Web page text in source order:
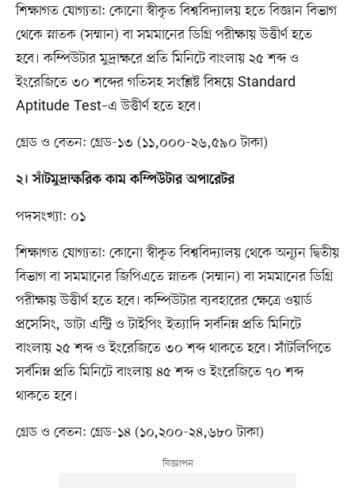
শিক্ষাগত যোগ্যতা: কোনো স্বীকৃত বিশ্ববিদ্যালয় হতে বিজ্ঞান বিভাগ
থেকে স্নাতক (সম্মান) বা সমমানের ডিগ্রি পরীক্ষায় উত্তীর্ণ হতে
হবে। কম্পিউটার মুদ্রাক্ষরে প্রতি মিনিটে বাংলায় ২৫ শব্দ ও
ইংরেজিতে ৩০ শব্দের গতিসহ সংশ্লিষ্ট বিষয়ে Standard
Aptitude Test–এ উত্তীর্ণ হতে হবে।
গ্রেড ও বেতন: গ্রেড-১৩ (১১,০০০-২৬,৫৯০ টাকা)
২। সাঁটমুদ্রাক্ষরিক কাম কম্পিউটার অপারেটর
পদসংখ্যা: ০১
শিক্ষাগত যোগ্যতা: কোনো স্বীকৃত বিশ্ববিদ্যালয় থেকে অন্যূন দ্বিতীয়
বিভাগ বা সমমানের জিপিএতে স্নাতক (সম্মান) বা সমমানের ডিগ্রি
পরীক্ষায় উত্তীর্ণ হতে হবে। কম্পিউটার ব্যবহারের ক্ষেত্রে ওয়ার্ড
প্রসেসিং, ডাটা এন্ট্রি ও টাইপিং ইত্যাদি সর্বনিম্ন প্রতি মিনিটে
বাংলায় ২৫ শব্দ ও ইংরেজিতে ৩০ শব্দ থাকতে হবে। সাঁটলিপিতে
সর্বনিম্ন প্রতি মিনিটে বাংলায় ৪৫ শব্দ ও ইংরেজিতে ৭০ শব্দ
থাকতে হবে।
গ্রেড ও বেতন: গ্রেড-১৪ (১০,২০০-২৪,৬৮০ টাকা)